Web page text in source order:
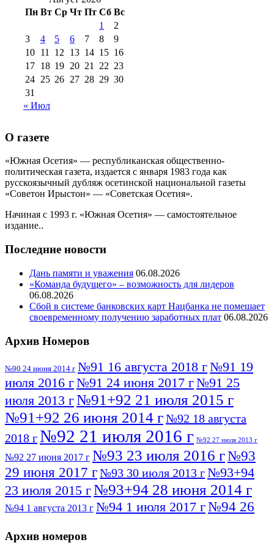
августа 2012 г(11)
августа 2013 г
(12)
Пн Вт Ср Чт Пт Сб Вс
1
2
3
4 5 6 7 8
9
10 11 12 13 14 15 16
17 18 19 20 21 22 23
24 25 26 27 28 29 30
31
« Июл
О газете
«Южная Осетия» — республиканская общественно-
политическая газета, издается с января 1983 года как
русскоязычный дубляж осетинской национальной газеты
«Советон Ирыстон» — «Советская Осетия».
Начиная с 1993 г. «Южная Осетия» — самостоятельное
издание..
Последние новости
Дань памяти и уважения 06.08.2026
«Команда будущего» – возможность для лидеров
06.08.2026
Сбой в системе банковских карт Нацбанка не помешает
своевременному получению заработных плат 06.08.2026
Архив Номеров
№90 24 июня 2014 г №91 16 августа 2018 г№91 19
июля 2016 г№91 24 июня 2017 г№91 25
июля 2013 г№91+92 21 июля 2015 г
№91+92 26 июня 2014 г№92 18 августа
2018 г№92 21 июля 2016 г №92 27 июля 2013 г
№92 27 июня 2017 г №93 23 июля 2016 г№93
29 июня 2017 г№93 30 июля 2013 г№93+94
23 июля 2015 г№93+94 28 июня 2014 г
№94 1 августа 2013 г №94 1 июля 2017 г№94 26
№95 7 августа 2012 г
Архив номеров